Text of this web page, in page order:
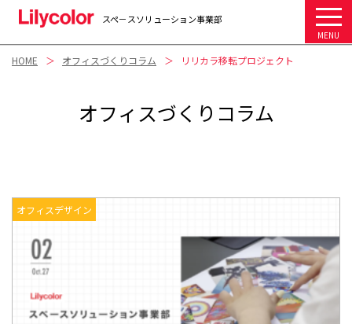
MENU
スペ－スソリューション事業部
HOME オフィスづくりコラム リリカラ移転プロジェクト
オフィスづくりコラム
オフィスデザイン